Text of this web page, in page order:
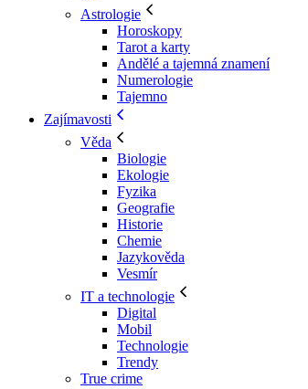
Astrologie
Horoskopy
Tarot a karty
Andělé a tajemná znamení
Numerologie
Tajemno
Zajímavosti
Věda
Biologie
Ekologie
Fyzika
Geografie
Historie
Chemie
Jazykověda
Vesmír
IT a technologie
Digital
Mobil
Technologie
Trendy
True crime